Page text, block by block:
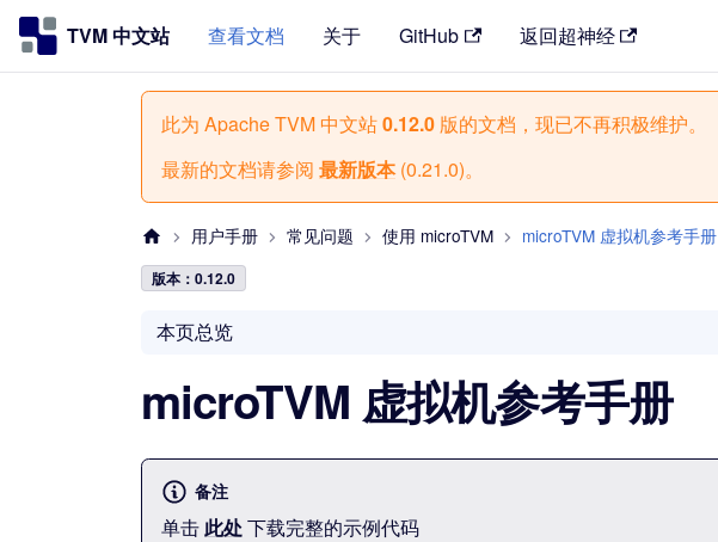
TVM 中文站 查看文档 关于 GitHub 返回超神经
此为 Apache TVM 中文站0.12.0 版的文档，现已不再积极维护。
最新的文档请参阅 最新版本(0.21.0)。
用户手册 常见问题 使用 microTVM microTVM 虚拟机参考手册
版本：0.12.0
本页总览
microTVM 虚拟机参考手册
备注
单击此处下载完整的示例代码